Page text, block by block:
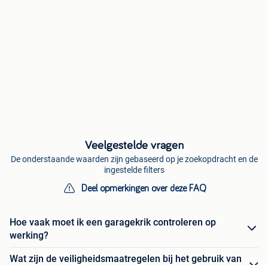
Veelgestelde vragen
De onderstaande waarden zijn gebaseerd op je zoekopdracht en de
ingestelde filters
Deel opmerkingen over deze FAQ
Hoe vaak moet ik een garagekrik controleren op
werking?
Wat zijn de veiligheidsmaatregelen bij het gebruik van